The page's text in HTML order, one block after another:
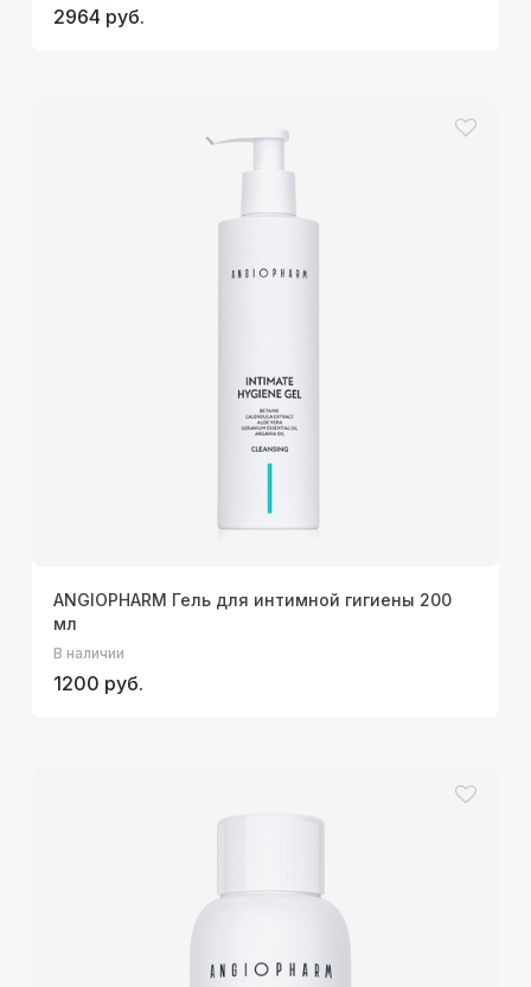
2964 руб.
ANGIOPHARM Гель для интимной гигиены 200
мл
В наличии
1200 руб.